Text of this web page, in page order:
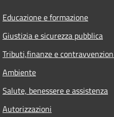
Educazione e formazione
Giustizia e sicurezza pubblica
Tributi,finanze e
Ambiente
Salute, benessere e assistenza
Autorizzazioni